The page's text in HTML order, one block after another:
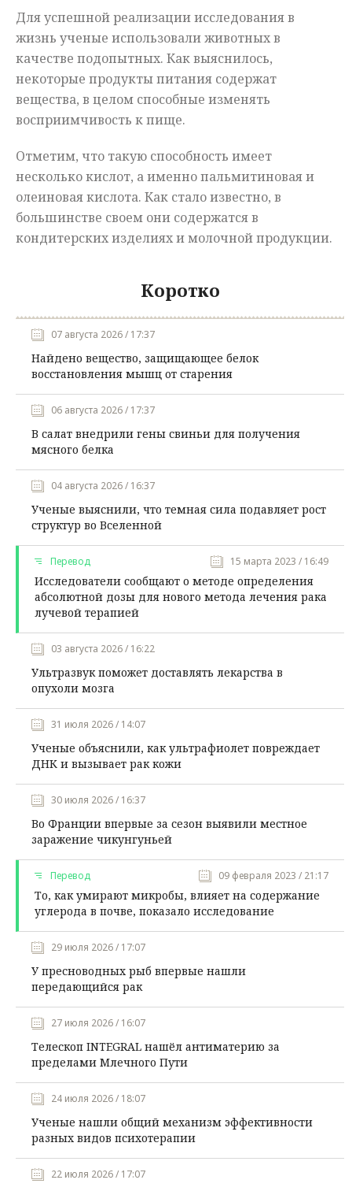
Для успешной реализации исследования в
жизнь ученые использовали животных в
качестве подопытных. Как выяснилось,
некоторые продукты питания содержат
вещества, в целом способные изменять
восприимчивость к пище.
Отметим, что такую способность имеет
несколько кислот, а именно пальмитиновая и
олеиновая кислота. Как стало известно, в
большинстве своем они содержатся в
кондитерских изделиях и молочной продукции.
Коротко
07 августа 2026 / 17:37
Найдено вещество, защищающее белок
восстановления мышц от старения
06 августа 2026 / 17:37
В салат внедрили гены свиньи для получения
мясного белка
04 августа 2026 / 16:37
Ученые выяснили, что темная сила подавляет рост
структур во Вселенной
Перевод 15 марта 2023 / 16:49
Исследователи сообщают о методе определения
абсолютной дозы для нового метода лечения рака
лучевой терапией
03 августа 2026 / 16:22
Ультразвук поможет доставлять лекарства в
опухоли мозга
31 июля 2026 / 14:07
Ученые объяснили, как ультрафиолет повреждает
ДНК и вызывает рак кожи
30 июля 2026 / 16:37
Во Франции впервые за сезон выявили местное
заражение чикунгуньей
Перевод 09 февраля 2023 / 21:17
То, как умирают микробы, влияет на содержание
углерода в почве, показало исследование
29 июля 2026 / 17:07
У пресноводных рыб впервые нашли
передающийся рак
27 июля 2026 / 16:07
Телескоп INTEGRAL нашёл антиматерию за
пределами Млечного Пути
24 июля 2026 / 18:07
Ученые нашли общий механизм эффективности
разных видов психотерапии
22 июля 2026 / 17:07